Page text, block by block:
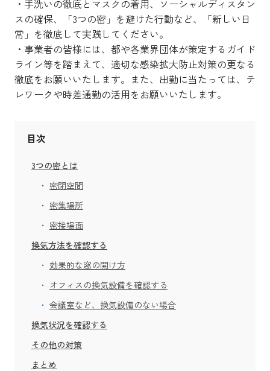
・手洗いの徹底とマスクの着用、ソーシャルディスタン
スの確保、「3つの密」を避けた行動など、「新しい日
常」を徹底して実践してください。
・事業者の皆様には、都や各業界団体が策定するガイド
ライン等を踏まえて、適切な感染拡大防止対策の更なる
徹底をお願いいたします。また、出勤に当たっては、テ
レワークや時差通勤の活用をお願いいたします。
目次
3つの密とは
密閉空間
密集場所
密接場面
換気方法を確認する
効果的な窓の開け方
オフィスの換気設備を確認する
会議室など、換気設備のない場合
換気状況を確認する
その他の対策
まとめ